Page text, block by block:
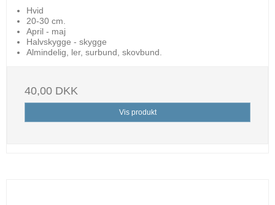
Hvid
20-30 cm.
April - maj
Halvskygge - skygge
Almindelig, ler, surbund, skovbund.
40,00 DKK
Vis produkt